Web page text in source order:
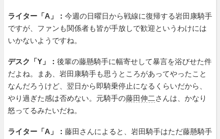
ライター「A」： 今週の日曜日から戦線に復帰する岩田康騎手
ですが、ファンも関係者も皆が手放しで歓迎というわけには
いかないようですね。
デスク「Y」： 後輩の藤懸騎手に幅寄せして暴言を浴びせた件
だよね。まあ、岩田康騎手も思うところがあってやったこと
なんだろうけど、翌日から即騎乗停止になるくらいだから、
やり過ぎた感は否めない。元騎手の藤田伸二 さんは、かなり
怒ってるみたいだね。
ライター「A」： 藤田さんによると、岩田騎手はただ藤懸騎手